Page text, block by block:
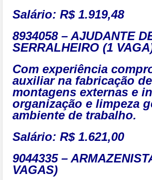
Salário: R$ 1.919,48
8934058 – AJUDANTE
SERRALHEIRO (1
Com experiência
auxiliar na fabricação
montagens externas e
organização e limpeza
ambiente de trabalho.
Salário: R$ 1.621,00
9044335 –
VAGAS)